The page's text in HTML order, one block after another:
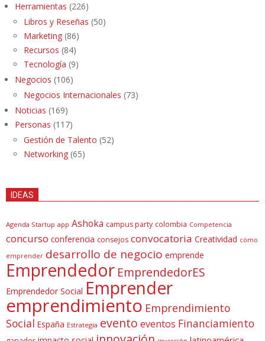
Herramientas (226)
Libros y Reseñas (50)
Marketing (86)
Recursos (84)
Tecnología (9)
Negocios (106)
Negocios Internacionales (73)
Noticias (169)
Personas (117)
Gestión de Talento (52)
Networking (65)
IDEAS
Agenda Startup app Ashoka campus party colombia Competencia
concurso conferencia consejos convocatoria Creatividad cómo
emprender desarrollo de negocio emprende
Emprendedor EmprendedorES
Emprendedor Social Emprender
emprendimiento Emprendimiento
Social España Estrategia evento eventos Financiamiento